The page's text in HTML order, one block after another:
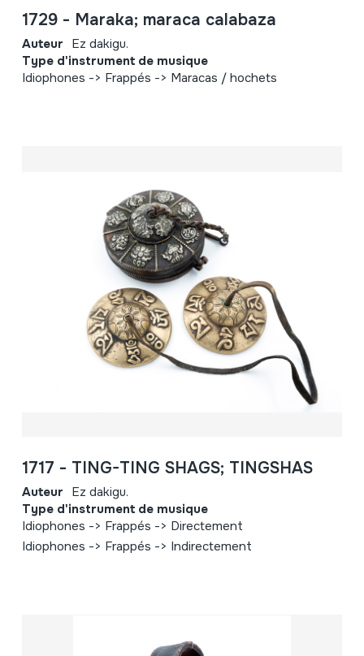
1729 - Maraka; maraca calabaza
Auteur Ez dakigu.
Type d'instrument de musique
Idiophones -> Frappés -> Maracas / hochets
1717 - TING-TING SHAGS; TINGSHAS
Auteur Ez dakigu.
Type d'instrument de musique
Idiophones -> Frappés -> Directement
Idiophones -> Frappés -> Indirectement